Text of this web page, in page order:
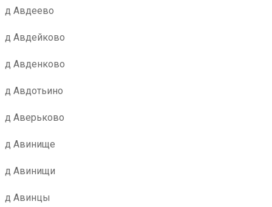
д Авдеево
д Авдейково
д Авденково
д Авдотьино
д Аверьково
д Авинище
д Авинищи
д Авинцы